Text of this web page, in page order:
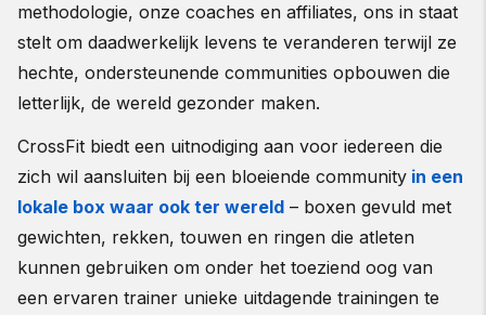
methodologie, onze coaches en affiliates, ons in staat
stelt om daadwerkelijk levens te veranderen terwijl ze
hechte, ondersteunende communities opbouwen die
letterlijk, de wereld gezonder maken.
CrossFit biedt een uitnodiging aan voor iedereen die
zich wil aansluiten bij een bloeiende community in een
lokale box waar ook ter wereld – boxen gevuld met
gewichten, rekken, touwen en ringen die atleten
kunnen gebruiken om onder het toeziend oog van
een ervaren trainer unieke uitdagende trainingen te